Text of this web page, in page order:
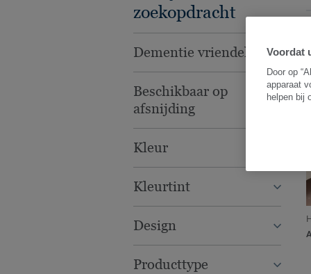
zoekopdracht
Dementie vriendelijk
Beschikbaar op
afsnijding
Kleur
Kleurtint
Design
Producttype
Voordat
Door op
apparaat
helpen bij